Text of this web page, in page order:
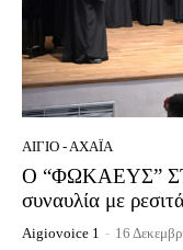
ΑΊΓΙΟ - ΑΧΑΪ́Α
Ο “ΦΩΚΑΕΥΣ”
συναυλία με
Aigiovoice 1 - 16